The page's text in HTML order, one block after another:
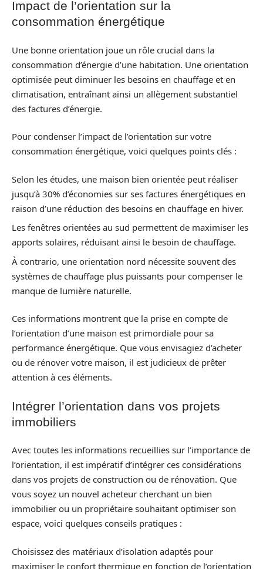
Impact de l’orientation sur la
consommation énergétique
Une bonne orientation joue un rôle crucial dans la
consommation d’énergie d’une habitation. Une orientation
optimisée peut diminuer les besoins en chauffage et en
climatisation, entraînant ainsi un allègement substantiel
des factures d’énergie.
Pour condenser l’impact de l’orientation sur votre
consommation énergétique, voici quelques points clés :
Selon les études, une maison bien orientée peut réaliser
jusqu’à 30% d’économies sur ses factures énergétiques en
raison d’une réduction des besoins en chauffage en hiver.
Les fenêtres orientées au sud permettent de maximiser les
apports solaires, réduisant ainsi le besoin de chauffage.
À contrario, une orientation nord nécessite souvent des
systèmes de chauffage plus puissants pour compenser le
manque de lumière naturelle.
Ces informations montrent que la prise en compte de
l’orientation d’une maison est primordiale pour sa
performance énergétique. Que vous envisagiez d’acheter
ou de rénover votre maison, il est judicieux de prêter
attention à ces éléments.
Intégrer l’orientation dans vos projets
immobiliers
Avec toutes les informations recueillies sur l’importance de
l’orientation, il est impératif d’intégrer ces considérations
dans vos projets de construction ou de rénovation. Que
vous soyez un nouvel acheteur cherchant un bien
immobilier ou un propriétaire souhaitant optimiser son
espace, voici quelques conseils pratiques :
Choisissez des matériaux d’isolation adaptés pour
maximiser le confort thermique en fonction de l’orientation